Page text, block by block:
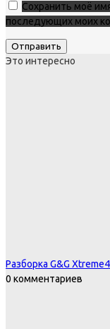
Сохранить моё
последующих моих
Это интересно
Разборка G&G
0 комментариев